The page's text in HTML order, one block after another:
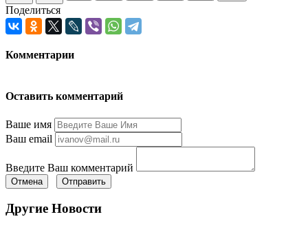
Поделиться
Комментарии
Оставить комментарий
Ваше имя
Ваш email
Введите Ваш комментарий
Отмена Отправить
Другие Новости